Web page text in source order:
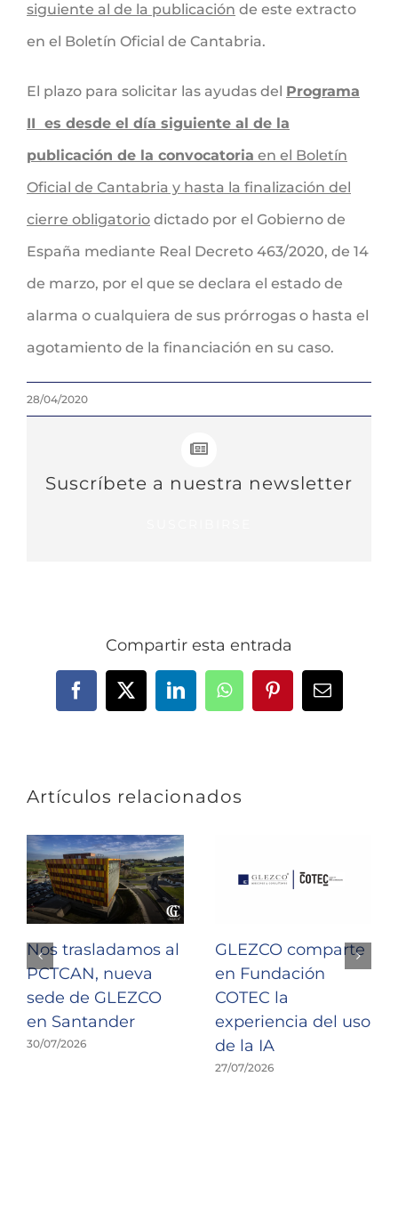
siguiente al de la publicación de este extracto
en el Boletín Oficial de Cantabria.
El plazo para solicitar las ayudas del Programa
II es desde el día siguiente al de la
publicación de la convocatoria en el Boletín
Oficial de Cantabria y hasta la finalización del
cierre obligatorio dictado por el Gobierno de
España mediante Real Decreto 463/2020, de 14
de marzo, por el que se declara el estado de
alarma o cualquiera de sus prórrogas o hasta el
agotamiento de la financiación en su caso.
28/04/2020
Suscríbete a nuestra newsletter
Compartir esta entrada
Facebook
X LinkedInWhatsAppPinterestCorreo
Artículos relacionados
Nos trasladamos al
PCTCAN, nueva
sede de GLEZCO
en Santander
30/07/2026
GLEZCO comparte
en Fundación
COTEC la
experiencia del uso
de la IA
27/07/2026